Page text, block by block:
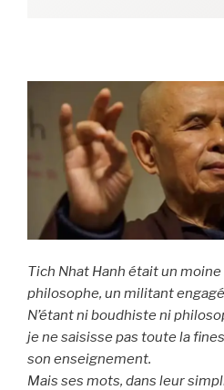
Tich Nhat Hanh était un
philosophe, un militant
N’étant ni boudhiste ni
je ne saisisse pas toute la
son enseignement.
Mais ses mots, dans leur